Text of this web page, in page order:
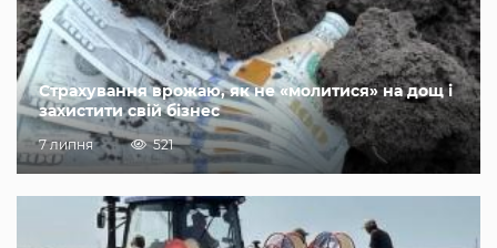
Страхування врожаю, як не «молитися» на дощ і
захистити свій бізнес
7 липня 521